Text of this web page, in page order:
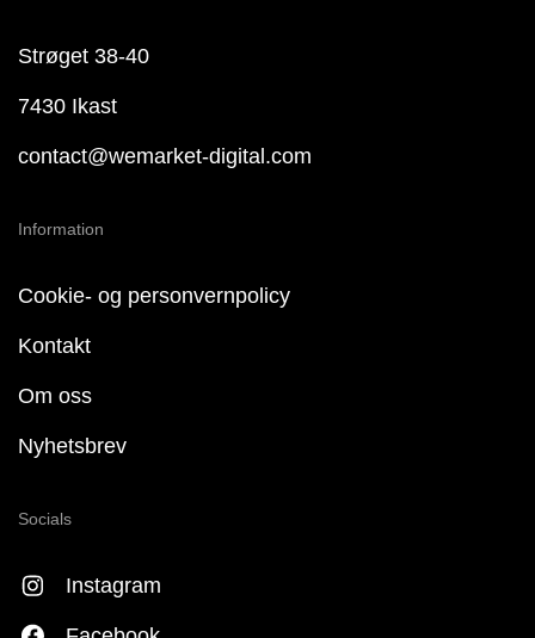
Strøget 38-40
7430 Ikast
contact@wemarket-digital.com
Information
Cookie- og personvernpolicy
Kontakt
Om oss
Nyhetsbrev
Socials
Instagram